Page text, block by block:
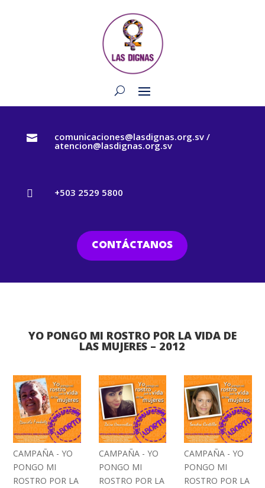
 comunicaciones@lasdignas.org.sv /
atencion@lasdignas.org.sv
 +503 2529 5800
CONTÁCTANOS
YO PONGO MI ROSTRO POR LA VIDA DE
LAS MUJERES – 2012
CAMPAÑA - YO
PONGO MI
ROSTRO POR LA
CAMPAÑA - YO
PONGO MI
ROSTRO POR LA
CAMPAÑA - YO
PONGO MI
ROSTRO POR LA